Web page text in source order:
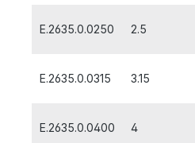
E.2635.0.0250 2.5
E.2635.0.0315 3.15
E.2635.0.0400 4